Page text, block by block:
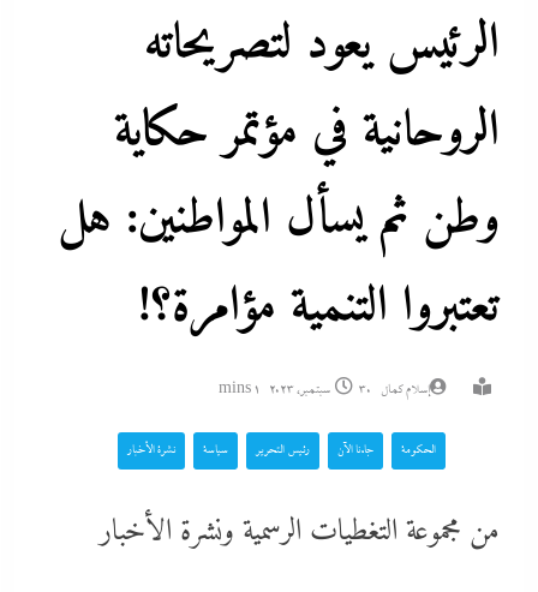
الرئيس يعود لتصريحاته
الروحانية في مؤتمر حكاية
وطن ثم يسأل المواطنين: هل
تعتبروا التنمية مؤامرة؟!
إسلام كمال 30 سبتمبر، 2023 1 mins
الحكومة جاءنا الآن رئيس التحرير سياسة نشرة الأخبار
من مجموعة التغطيات الرسمية ونشرة الأخبار